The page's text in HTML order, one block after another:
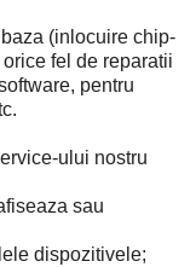
(inlocuire chip-
fel de reparatii
pentru
ului nostru
sau
dispozitivele;